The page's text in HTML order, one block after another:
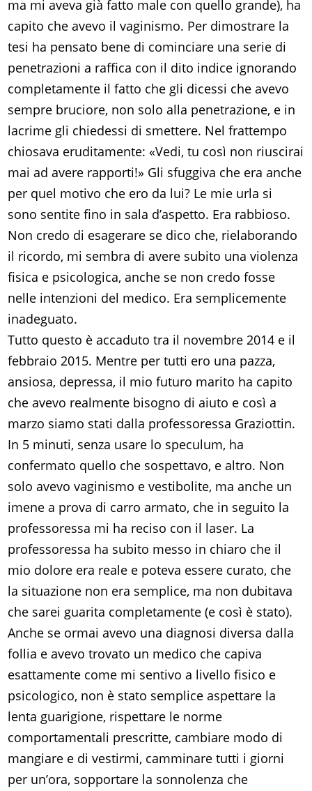
ma mi aveva già fatto male con quello grande), ha
capito che avevo il vaginismo. Per dimostrare la
tesi ha pensato bene di cominciare una serie di
penetrazioni a raffica con il dito indice ignorando
completamente il fatto che gli dicessi che avevo
sempre bruciore, non solo alla penetrazione, e in
lacrime gli chiedessi di smettere. Nel frattempo
chiosava eruditamente: «Vedi, tu così non riuscirai
mai ad avere rapporti!» Gli sfuggiva che era anche
per quel motivo che ero da lui? Le mie urla si
sono sentite fino in sala d’aspetto. Era rabbioso.
Non credo di esagerare se dico che, rielaborando
il ricordo, mi sembra di avere subito una violenza
fisica e psicologica, anche se non credo fosse
nelle intenzioni del medico. Era semplicemente
inadeguato.
Tutto questo è accaduto tra il novembre 2014 e il
febbraio 2015. Mentre per tutti ero una pazza,
ansiosa, depressa, il mio futuro marito ha capito
che avevo realmente bisogno di aiuto e così a
marzo siamo stati dalla professoressa Graziottin.
In 5 minuti, senza usare lo speculum, ha
confermato quello che sospettavo, e altro. Non
solo avevo vaginismo e vestibolite, ma anche un
imene a prova di carro armato, che in seguito la
professoressa mi ha reciso con il laser. La
professoressa ha subito messo in chiaro che il
mio dolore era reale e poteva essere curato, che
la situazione non era semplice, ma non dubitava
che sarei guarita completamente (e così è stato).
Anche se ormai avevo una diagnosi diversa dalla
follia e avevo trovato un medico che capiva
esattamente come mi sentivo a livello fisico e
psicologico, non è stato semplice aspettare la
lenta guarigione, rispettare le norme
comportamentali prescritte, cambiare modo di
mangiare e di vestirmi, camminare tutti i giorni
per un’ora, sopportare la sonnolenza che